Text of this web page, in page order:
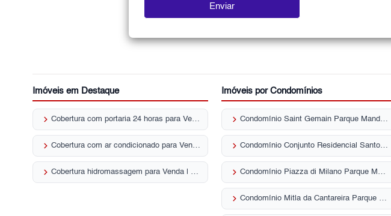
Imóveis em Destaque
keyboard_arrow_right Cobertura com portaria 24 horas para Venda | Parque Mandaqui
keyboard_arrow_right Cobertura com ar condicionado para Venda | Parque Mandaqui
keyboard_arrow_right Cobertura hidromassagem para Venda | Parque Mandaqui
Imóveis por Condomínios
keyboard_arrow_right Condomínio Saint Gemain Parque Mandaqui
keyboard_arrow_right Condomínio Conjunto Residencial Santo Antônio Parque Mandaqui
keyboard_arrow_right Condomínio Piazza di Milano Parque Mandaqui
keyboard_arrow_right Condomínio Mitla da Cantareira Parque Mandaqui